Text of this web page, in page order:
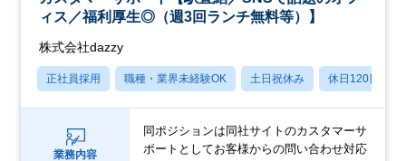
ィス／福利厚生◎（週3回ランチ無料等）】
株式会社dazzy
正社員採用 職種・業界未経験OK 土日祝休み 休日120日以上
業務内容
同ポジションは同社サイトのカスタマーサ
ポートとしてお客様からの問い合わせ対応